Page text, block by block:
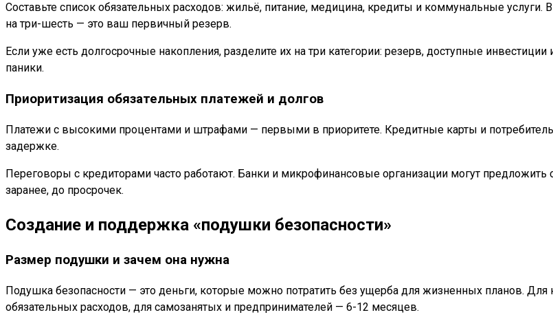
Составьте список обязательных расходов: жильё, питание, медицина, кредиты и коммунальные
на три-шесть — это ваш первичный резерв.
Если уже есть долгосрочные накопления, разделите их на три категории: резерв, доступные
паники.
Приоритизация обязательных платежей и долгов
Платежи с высокими процентами и штрафами — первыми в приоритете. Кредитные карты и
задержке.
Переговоры с кредиторами часто работают. Банки и микрофинансовые организации могут предложить
заранее, до просрочек.
Создание и поддержка «подушки безопасности»
Размер подушки и зачем она нужна
Подушка безопасности — это деньги, которые можно потратить без ущерба для жизненных планов.
обязательных расходов, для самозанятых и предпринимателей — 6-12 месяцев.